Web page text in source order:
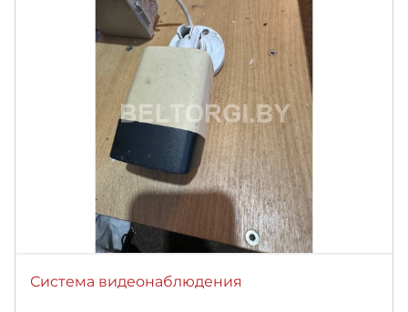
Система видеонаблюдения